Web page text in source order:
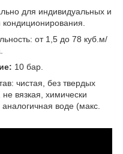
для индивидуальных и
от 1,5 до 78 куб.м/
10 бар.
чистая, без твердых
вязкая, химически
воде (макс.